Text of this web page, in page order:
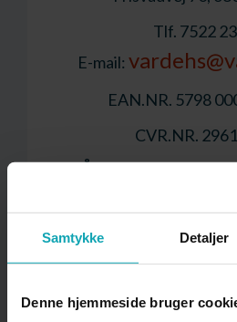
Samtykke Detaljer
Denne hjemmeside bruger
Tlf. 7522
E-mail:
EAN.NR. 5798
CVR.NR.
Åbningstider
Mandag–torsdag:
Fredag: kl.